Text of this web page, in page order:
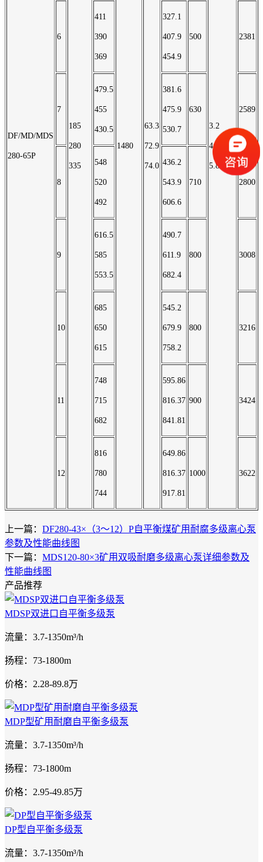
DF/MD/MDS
280-65P
185
280
335
1480
63.3
72.9
74.0
3.2
4.0
5.8
6
411
390
369
327.1
407.9
454.9
500 2381
7
479.5
455
430.5
381.6
475.9
530.7
630 2589
8
548
520
492
436.2
543.9
606.6
710 2800
9
616.5
585
553.5
490.7
611.9
682.4
800 3008
10
685
650
615
545.2
679.9
758.2
800 3216
11
748
715
682
595.86
816.37
841.81
900 3424
12
816
780
744
649.86
816.37
917.81
1000 3622
上一篇： DF280-43×（3～12）P自平衡煤矿用耐腐多级离心泵
参数及性能曲线图
下一篇： MDS120-80×3矿用双吸耐磨多级离心泵详细参数及
性能曲线图
产品推荐
MDSP双进口自平衡多级泵
流量：3.7-1350m³/h
扬程：73-1800m
价格：2.28-89.8万
MDP型矿用耐磨自平衡多级泵
流量：3.7-1350m³/h
扬程：73-1800m
价格：2.95-49.85万
DP型自平衡多级泵
流量：3.7-1350m³/h